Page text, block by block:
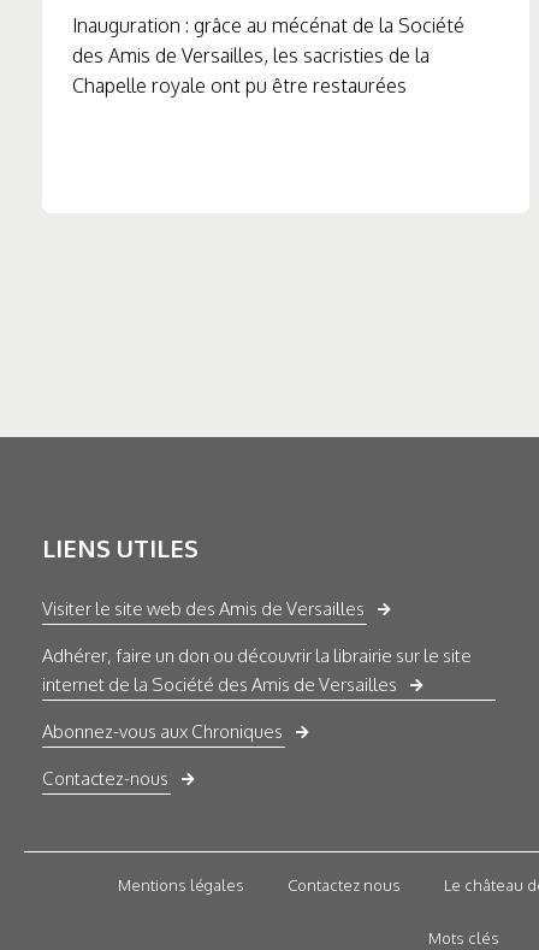
Inauguration : grâce au mécénat de la Société
des Amis de Versailles, les sacristies de la
Chapelle royale ont pu être restaurées
LIENS UTILES
Visiter le site web des Amis de Versailles
Adhérer, faire un don ou découvrir la librairie sur le site
internet de la Société des Amis de Versailles
Abonnez-vous aux Chroniques
Contactez-nous
Mentions légales Contactez nous Le château
Mots clés